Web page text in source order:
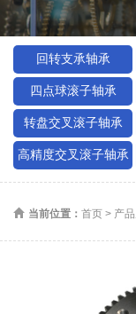
回转支承轴承
四点球滚子轴承
转盘交叉滚子轴承
高精度交叉滚子轴承
当前位置： 首页 > 产